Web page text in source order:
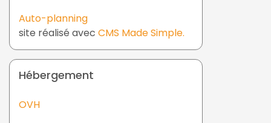
Auto-planning
site réalisé avec CMS Made Simple.
Hébergement
OVH